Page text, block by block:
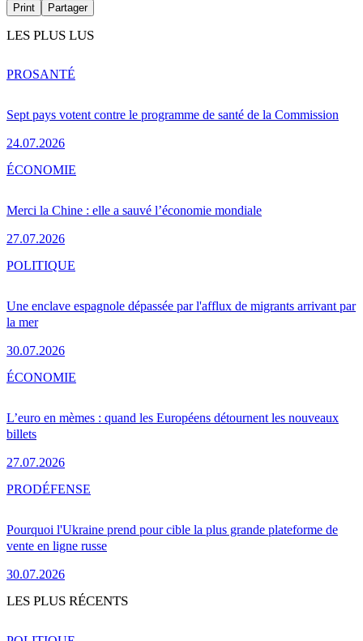
Print Partager
LES PLUS LUS
Sept pays votent contre le programme de santé de la Commission
24.07.2026
PROSANTÉ
Merci la Chine : elle a sauvé l’économie mondiale
27.07.2026
ÉCONOMIE
Une enclave espagnole dépassée par l'afflux de migrants arrivant par
la mer
30.07.2026
POLITIQUE
L’euro en mèmes : quand les Européens détournent les nouveaux
billets
27.07.2026
ÉCONOMIE
Pourquoi l'Ukraine prend pour cible la plus grande plateforme de
vente en ligne russe
30.07.2026
PRODÉFENSE
LES PLUS RÉCENTS